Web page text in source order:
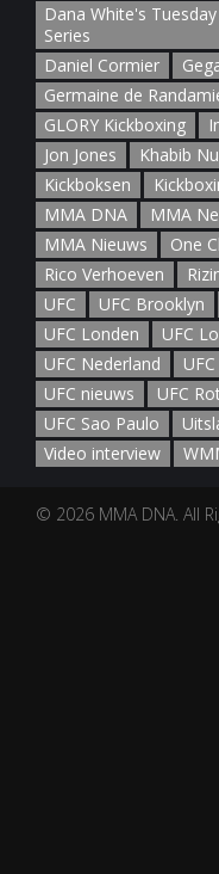
Dana White's
Series
Daniel Cormier
Germaine de
GLORY Kickboxing
Jon Jones
Khabib
Kickboksen
MMA DNA
MMA
MMA Nieuws
One
Rico Verhoeven
UFC
UFC Brooklyn
UFC Londen
UFC
UFC Nederland
UFC nieuws
UFC
UFC Sao Paulo
Video interview
© 2026 MMA DNA. All